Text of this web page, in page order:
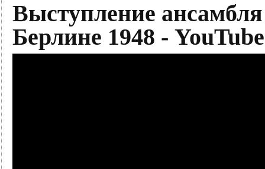
Выступление
Берлине 1948 - YouTube